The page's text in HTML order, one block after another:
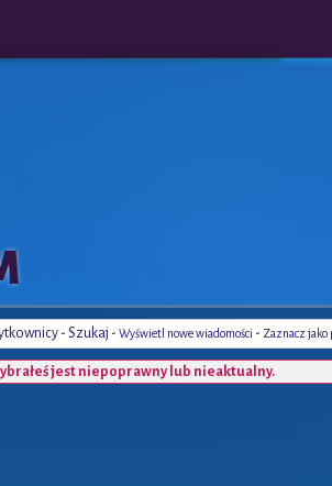
- Szukaj - Wyświetl nowe wiadomości - Zaznacz jako
jest niepoprawny lub nieaktualny.